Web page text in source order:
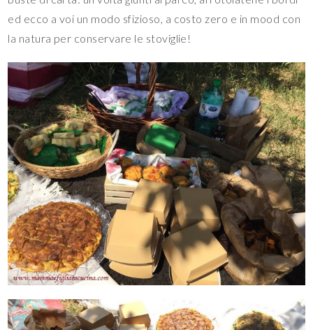
ed ecco a voi un modo sfizioso, a costo zero e in mood con
la natura per conservare le stoviglie!